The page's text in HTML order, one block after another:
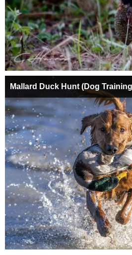
Mallard Duck Hunt (Dog